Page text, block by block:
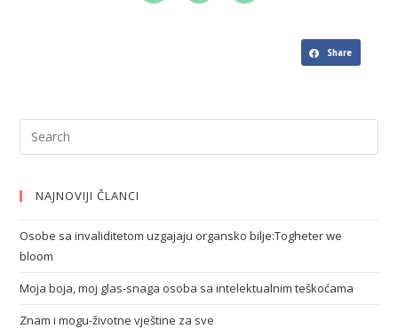
Share
NAJNOVIJI ČLANCI
Osobe sa invaliditetom uzgajaju organsko bilje:Togheter we
bloom
Moja boja, moj glas-snaga osoba sa intelektualnim teškoćama
Znam i mogu-životne vještine za sve